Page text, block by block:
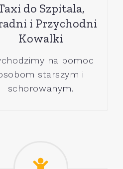
do Szpitala,
i Przychodni
Kowalki
na pomoc
starszym i
schorowanym.